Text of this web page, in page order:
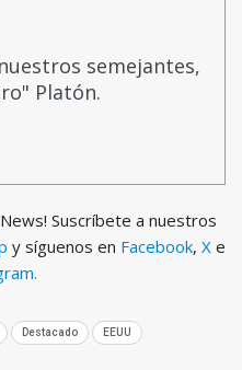
semejantes,
Platón.
Suscríbete a nuestros
y síguenos en Facebook, X e
Destacado EEUU